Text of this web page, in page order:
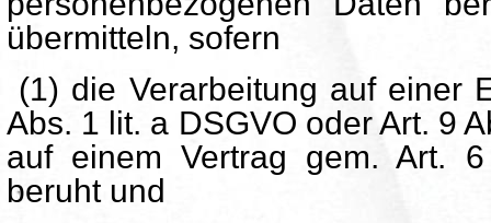
übermitteln, sofern
(1) die Verarbeitung auf einer
Abs. 1 lit. a DSGVO oder Art. 9
auf einem Vertrag gem. Art.
beruht und